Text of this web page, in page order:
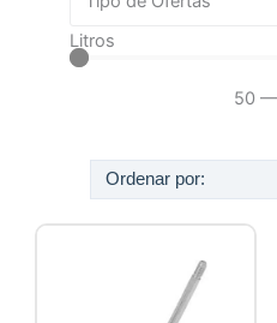
Litros
50 —